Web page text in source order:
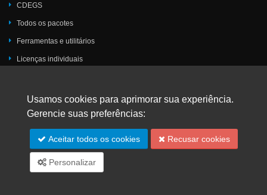
CDEGS
Todos os pacotes
Ferramentas e utilitários
Licenças individuais
Consultoria em engenharia
Publicações técnicas
Projetos de engenharia
Usamos cookies para aprimorar sua experiência.
Gerencie suas preferências:
Aceitar todos os cookies Recusar cookies
Personalizar